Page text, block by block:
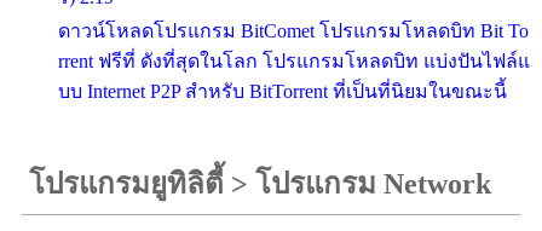
ดาวน์โหลดโปรแกรม BitComet โปรแกรมโหลดบิท Bit To
rrent ฟรีที่ ดังที่สุดในโลก โปรแกรมโหลดบิท แบ่งปันไฟล์แ
บบ Internet P2P สำหรับ BitTorrent ที่เป็นที่นิยมในขณะนี้
โปรแกรมยูทิลิตี้ > โปรแกรม Network